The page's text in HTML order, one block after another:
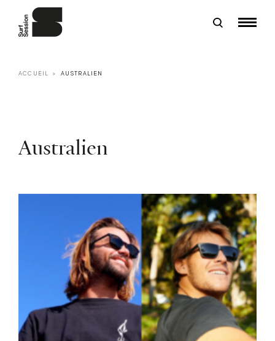
ACCUEIL AUSTRALIEN
Australien